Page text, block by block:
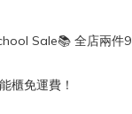
Sale📚 全店兩件9
櫃免運費！